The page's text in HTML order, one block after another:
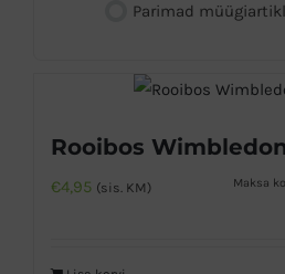
Parimad
Rooibos
€4,95 (sis. KM) Maksa